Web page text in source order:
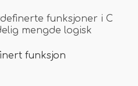
funksjoner i C
mengde logisk
funksjon